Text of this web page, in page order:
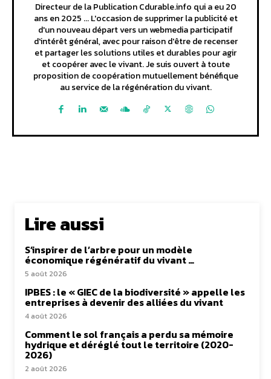
Directeur de la Publication Cdurable.info qui a eu 20
ans en 2025 ... L'occasion de supprimer la publicité et
d'un nouveau départ vers un webmedia participatif
d'intérêt général, avec pour raison d'être de recenser
et partager les solutions utiles et durables pour agir
et coopérer avec le vivant. Je suis ouvert à toute
proposition de coopération mutuellement bénéfique
au service de la régénération du vivant.
Lire aussi
S’inspirer de l’arbre pour un modèle
économique régénératif du vivant …
5 août 2026
IPBES : le « GIEC de la biodiversité » appelle les
entreprises à devenir des alliées du vivant
4 août 2026
Comment le sol français a perdu sa mémoire
hydrique et déréglé tout le territoire (2020-
2026)
2 août 2026